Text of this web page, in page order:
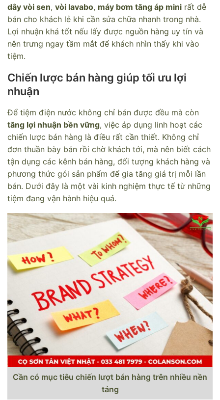
dây vòi sen, vòi lavabo, máy bơm tăng áp mini rất dễ
bán cho khách lẻ khi cần sửa chữa nhanh trong nhà.
Lợi nhuận khá tốt nếu lấy được nguồn hàng uy tín và
nên trưng ngay tầm mắt để khách nhìn thấy khi vào
tiệm.
Chiến lược bán hàng giúp tối ưu lợi
nhuận
Để tiệm điện nước không chỉ bán được đều mà còn
tăng lợi nhuận bền vững, việc áp dụng linh hoạt các
chiến lược bán hàng là điều rất cần thiết. Không chỉ
đơn thuần bày bán rồi chờ khách tới, mà nên biết cách
tận dụng các kênh bán hàng, đối tượng khách hàng và
phương thức gói sản phẩm để gia tăng giá trị mỗi lần
bán. Dưới đây là một vài kinh nghiệm thực tế từ những
tiệm đang vận hành hiệu quả.
Cần có mục tiêu chiến lượt bán hàng trên nhiều nền
tảng